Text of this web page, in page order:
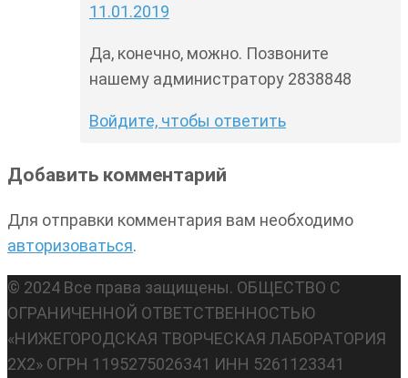
11.01.2019
Да, конечно, можно. Позвоните
нашему администратору 2838848
Войдите, чтобы ответить
Добавить комментарий
Для отправки комментария вам необходимо
авторизоваться.
© 2024 Все права защищены. ОБЩЕСТВО С
ОГРАНИЧЕННОЙ ОТВЕТСТВЕННОСТЬЮ
«НИЖЕГОРОДСКАЯ ТВОРЧЕСКАЯ ЛАБОРАТОРИЯ
2Х2» ОГРН 1195275026341 ИНН 5261123341